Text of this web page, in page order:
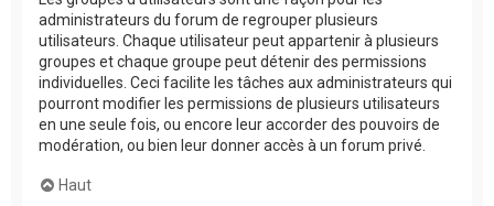
administrateurs du forum de regrouper plusieurs
utilisateurs. Chaque utilisateur peut appartenir à plusieurs
groupes et chaque groupe peut détenir des permissions
individuelles. Ceci facilite les tâches aux administrateurs qui
pourront modifier les permissions de plusieurs utilisateurs
en une seule fois, ou encore leur accorder des pouvoirs de
modération, ou bien leur donner accès à un forum privé.
Haut